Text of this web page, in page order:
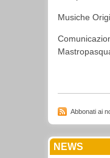
Musiche
Abbonati ai
NEWS